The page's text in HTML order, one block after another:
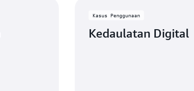
Kasus Penggunaan
Kedaulatan Digital